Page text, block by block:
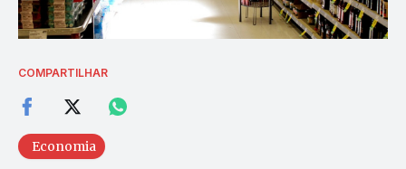
COMPARTILHAR
Economia